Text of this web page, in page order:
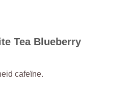
Tea Blueberry
cafeïne.